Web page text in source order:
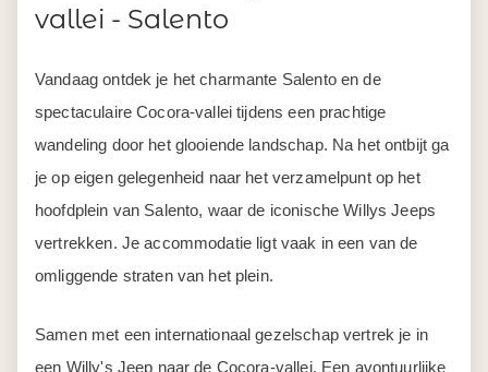
vallei - Salento
Vandaag ontdek je het charmante Salento en de
spectaculaire Cocora-vallei tijdens een prachtige
wandeling door het glooiende landschap. Na het ontbijt ga
je op eigen gelegenheid naar het verzamelpunt op het
hoofdplein van Salento, waar de iconische Willys Jeeps
vertrekken. Je accommodatie ligt vaak in een van de
omliggende straten van het plein.
Samen met een internationaal gezelschap vertrek je in
een Willy's Jeep naar de Cocora-vallei. Een avontuurlijke